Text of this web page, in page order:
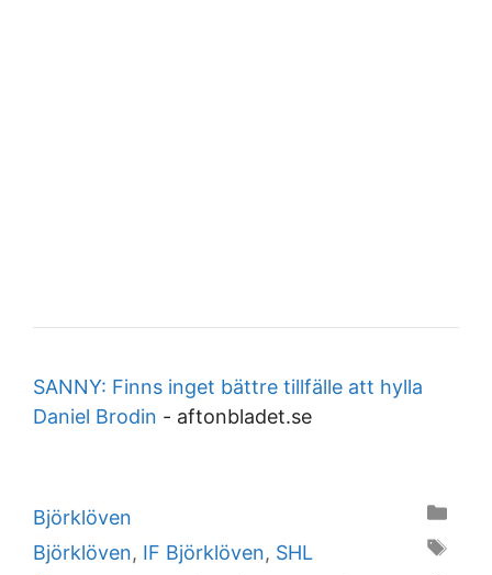
SANNY: Finns inget bättre tillfälle att hylla
Daniel Brodin - aftonbladet.se
Categories
Björklöven
Tags
Björklöven, IF Björklöven, SHL